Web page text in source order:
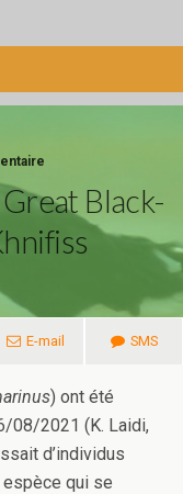
Black-
E-mail SMS
) ont été
08/2021 (K. Laidi,
d’individus
qui se